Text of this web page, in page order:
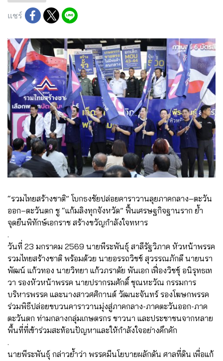
แชร์
“รวมไทยสร้างชาติ” โบกธงชัยปล่อยคาราวานลุยภาคกลาง–ตะวัน
ออก–ตะวันตก ชู “แก้มลิงทุกจังหวัด” ฟื้นเศรษฐกิจฐานราก ย้ำ
จุดยืนพิทักษ์เอกราช สร้างขวัญกำลังใจทหาร
.
วันที่ 23 มกราคม 2569 นายพีระพันธุ์ สาลีรัฐวิภาค หัวหน้าพรรค
รวมไทยสร้างชาติ พร้อมด้วย นายอรรถวิชช์ สุวรรณภักดี นายนรา
พัฒน์ แก้วทอง นายวิทยา แก้วภราดัย พันเอก เฟื่องวิชชุ์ อนิรุทธเท
วา รองหัวหน้าพรรค นายปรากรมศักดิ์ ชุณหะวัณ กรรมการ
บริหารพรรค และนางสาวศศิกานต์ วัฒนะจันทร์ รองโฆษกพรรค
ร่วมพิธีปล่อยขบวนคาราวานมุ่งสู่ภาคกลาง-ภาคตะวันออก-ภาค
ตะวันตก ท่ามกลางกลุ่มเกษตรกร ชาวนา และประชาชนจากหลาย
พื้นที่ที่เข้าร่วมสะท้อนปัญหาและให้กำลังใจอย่างคึกคัก
.
นายพีระพันธุ์ กล่าวย้ำว่า พรรคมีนโยบายผลักดัน ศาลที่ดิน เพื่อแก้